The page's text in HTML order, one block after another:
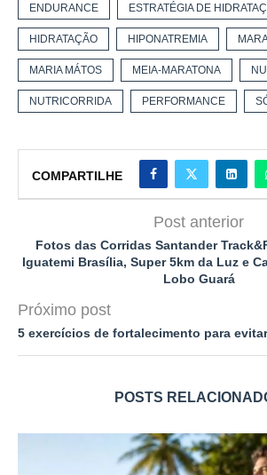
ENDURANCE ESTRATÉGIA DE
HIDRATAÇÃO HIPONATREMIA
MARIA MÁTOS MEIA-MARATONA
NUTRICORRIDA PERFORMANCE
COMPARTILHE
Post anterior
Fotos das Corridas Santander
Iguatemi Brasília, Super 5km da Luz e
Lobo Guará
Próximo post
5 exercícios de fortalecimento para
POSTS